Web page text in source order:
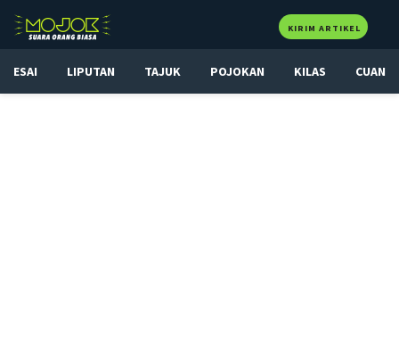
KIRIM ARTIKEL
ESAI LIPUTAN TAJUK POJOKAN KILAS CUAN